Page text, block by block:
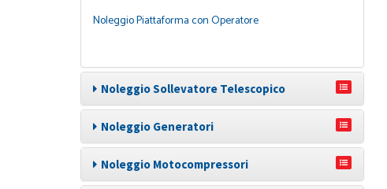
Noleggio Piattaforma con Operatore
Noleggio Sollevatore Telescopico
Noleggio Generatori
Noleggio Motocompressori